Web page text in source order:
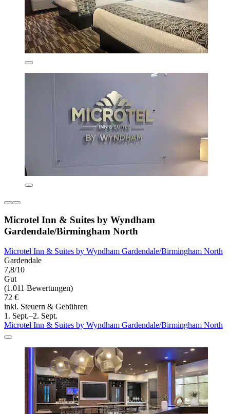
Microtel Inn & Suites by Wyndham
Gardendale/Birmingham North
Microtel Inn & Suites by Wyndham Gardendale/Birmingham North
Gardendale
7,8/10
Gut
(1.011 Bewertungen)
72 €
inkl. Steuern & Gebühren
1. Sept.–2. Sept.
Microtel Inn & Suites by Wyndham Gardendale/Birmingham North